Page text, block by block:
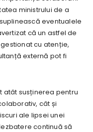
ministrului de a
eventualele
că un astfel de
cu atenție,
externă pot fi
atât susținerea pentru
cât și
ale lipsei unei
continuă să